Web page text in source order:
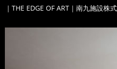
｜THE EDGE OF ART｜南九施設株